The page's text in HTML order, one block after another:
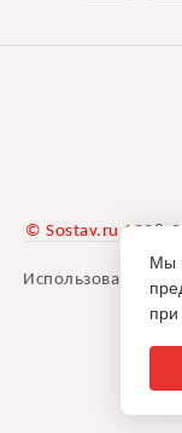
© Sostav.ru 1998-
Использование
Мы
при